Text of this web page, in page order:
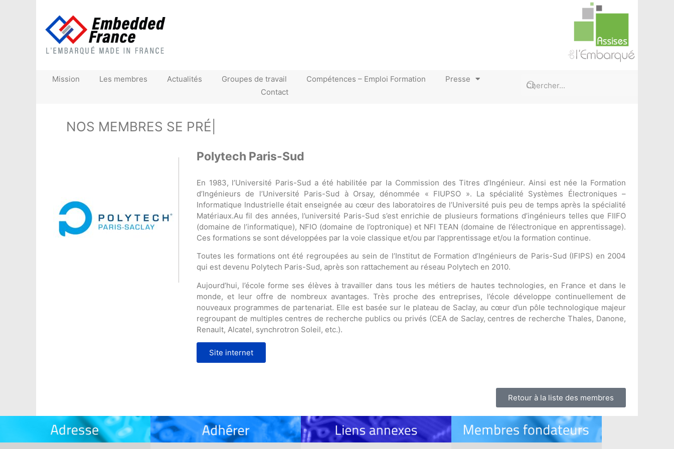
Mission Les membres Actualités Groupes de travail Compétences – Emploi Formation
Presse
Contact
NOS MEMBRES |
Polytech Paris-Sud
En 1983, l’Université Paris-Sud a été habilitée par la Commission des Titres d’Ingénieur. Ainsi est née la Formation
d’Ingénieurs de l’Université Paris-Sud à Orsay, dénommée « FIUPSO ». La spécialité Systèmes Électroniques –
Informatique Industrielle était enseignée au cœur des laboratoires de l’Université puis peu de temps après la spécialité
Matériaux.Au fil des années, l’université Paris-Sud s’est enrichie de plusieurs formations d’ingénieurs telles que FIIFO
(domaine de l’informatique), NFIO (domaine de l’optronique) et NFI TEAN (domaine de l’électronique en apprentissage).
Ces formations se sont développées par la voie classique et/ou par l’apprentissage et/ou la formation continue.
Toutes les formations ont été regroupées au sein de l’Institut de Formation d’Ingénieurs de Paris-Sud (IFIPS) en 2004
qui est devenu Polytech Paris-Sud, après son rattachement au réseau Polytech en 2010.
Aujourd’hui, l’école forme ses élèves à travailler dans tous les métiers de hautes technologies, en France et dans le
monde, et leur offre de nombreux avantages. Très proche des entreprises, l’école développe continuellement de
nouveaux programmes de partenariat. Elle est basée sur le plateau de Saclay, au cœur d’un pôle technologique majeur
regroupant de multiples centres de recherche publics ou privés (CEA de Saclay, centres de recherche Thales, Danone,
Renault, Alcatel, synchrotron Soleil, etc.).
Site internet
Retour à la liste des membres